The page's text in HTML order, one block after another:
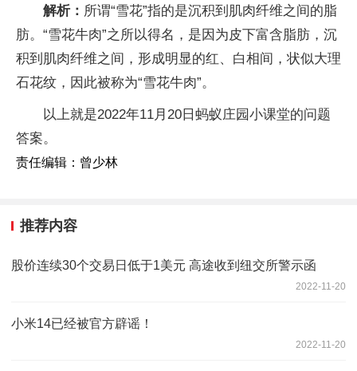
解析： 所谓“雪花”指的是沉积到肌肉纤维之间的脂
肪。“雪花牛肉”之所以得名，是因为皮下富含脂肪，沉
积到肌肉纤维之间，形成明显的红、白相间，状似大理
石花纹，因此被称为“雪花牛肉”。
以上就是2022年11月20日蚂蚁庄园小课堂的问题
答案。
责任编辑：曾少林
推荐内容
股价连续30个交易日低于1美元 高途收到纽交所警示函
2022-11-20
小米14已经被官方辟谣！
2022-11-20